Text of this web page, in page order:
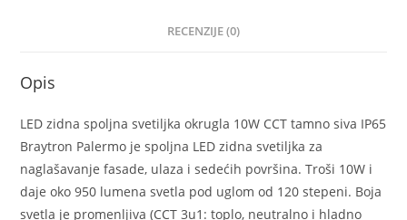
RECENZIJE (0)
Opis
LED zidna spoljna svetiljka okrugla 10W CCT tamno siva IP65
Braytron Palermo je spoljna LED zidna svetiljka za
naglašavanje fasade, ulaza i sedećih površina. Troši 10W i
daje oko 950 lumena svetla pod uglom od 120 stepeni. Boja
svetla je promenljiva (CCT 3u1: toplo, neutralno i hladno